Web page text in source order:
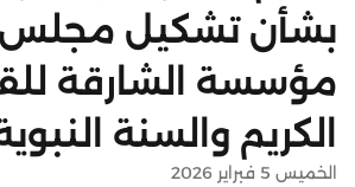
بشأن تشكيل مجلس
مؤسسة الشارقة
الكريم والسنة
الخميس 5 فبراير 2026